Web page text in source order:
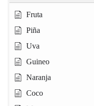
Fruta
Piña
Uva
Guineo
Naranja
Coco